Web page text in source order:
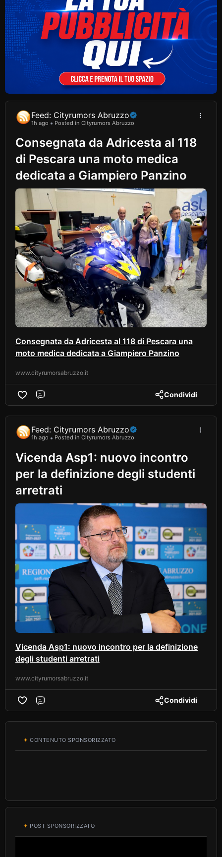
Feed: Cityrumors Abruzzo
1h ago Posted in Cityrumors Abruzzo
Consegnata da Adricesta al 118
di Pescara una moto medica
dedicata a Giampiero Panzino
Consegnata da Adricesta al 118 di Pescara una
moto medica dedicata a Giampiero Panzino
www.cityrumorsabruzzo.it
Condividi
Feed: Cityrumors Abruzzo
1h ago Posted in Cityrumors Abruzzo
Vicenda Asp1: nuovo incontro
per la definizione degli studenti
arretrati
Vicenda Asp1: nuovo incontro per la definizione
degli studenti arretrati
www.cityrumorsabruzzo.it
Condividi
✦ CONTENUTO SPONSORIZZATO
✦ POST SPONSORIZZATO